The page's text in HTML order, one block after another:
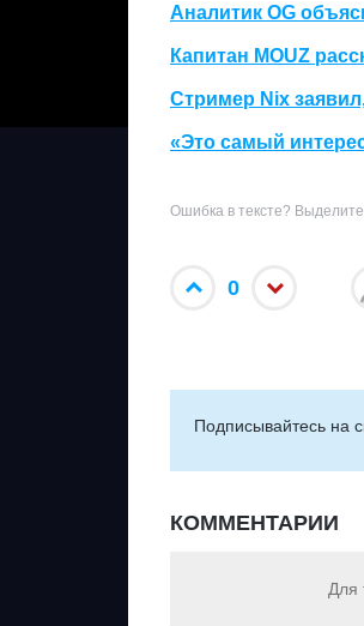
Аналитик OG
Капитан MOUZ
Стример Nix
«Это самый
Ошибка в тексте?
0
Подписывайтесь на
КОММЕНТАРИИ
Для